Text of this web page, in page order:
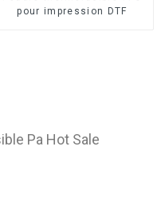
pour impression DTF